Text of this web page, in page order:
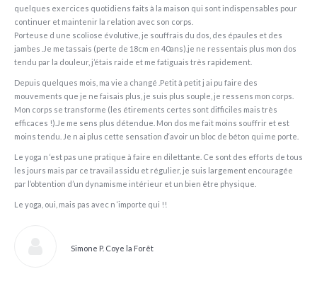
quelques exercices quotidiens faits à la maison qui sont indispensables pour
continuer et maintenir la relation avec son corps.
Porteuse d une scoliose évolutive, je souffrais du dos, des épaules et des
jambes .Je me tassais (perte de 18cm en 40ans).je ne ressentais plus mon dos
tendu par la douleur, j’étais raide et me fatiguais très rapidement.
Depuis quelques mois, ma vie a changé .Petit à petit j ai pu faire des
mouvements que je ne faisais plus, je suis plus souple, je ressens mon corps.
Mon corps se transforme (les étirements certes sont difficiles mais très
efficaces !).Je me sens plus détendue. Mon dos me fait moins souffrir et est
moins tendu. Je n ai plus cette sensation d‘avoir un bloc de béton qui me porte.
Le yoga n ‘est pas une pratique à faire en dilettante. Ce sont des efforts de tous
les jours mais par ce travail assidu et régulier, je suis largement encouragée
par l’obtention d’un dynamisme intérieur et un bien être physique.
Le yoga, oui, mais pas avec n ‘importe qui !!
Simone P. Coye la Forêt